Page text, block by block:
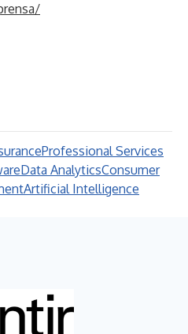
Professional Services
Data AnalyticsConsumer
Artificial Intelligence